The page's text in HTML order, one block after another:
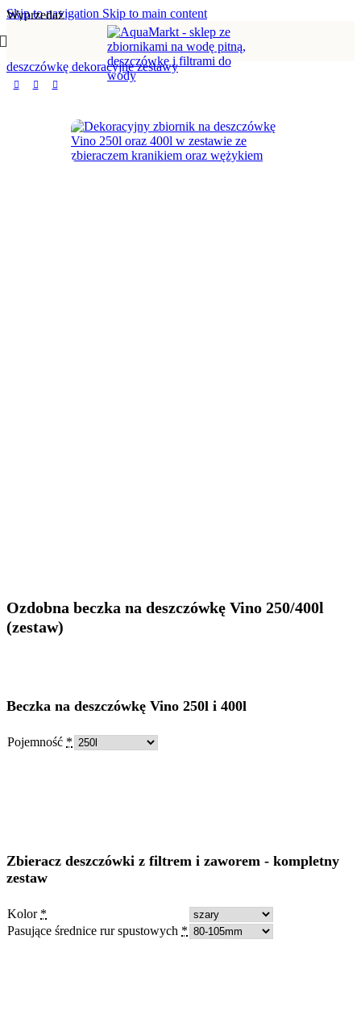
Skip to navigation Skip to main content
Zbiorniki na deszczówkę/ Zbiorniki na
deszczówkę dekoracyjne zestawy
Wyprzedaż
Ozdobna beczka na deszczówkę Vino 250/400l
(zestaw)
Beczka na deszczówkę Vino 250l i 400l
Pojemność *
Zbieracz deszczówki z filtrem i zaworem - kompletny
zestaw
Kolor *
Pasujące średnice rur spustowych *